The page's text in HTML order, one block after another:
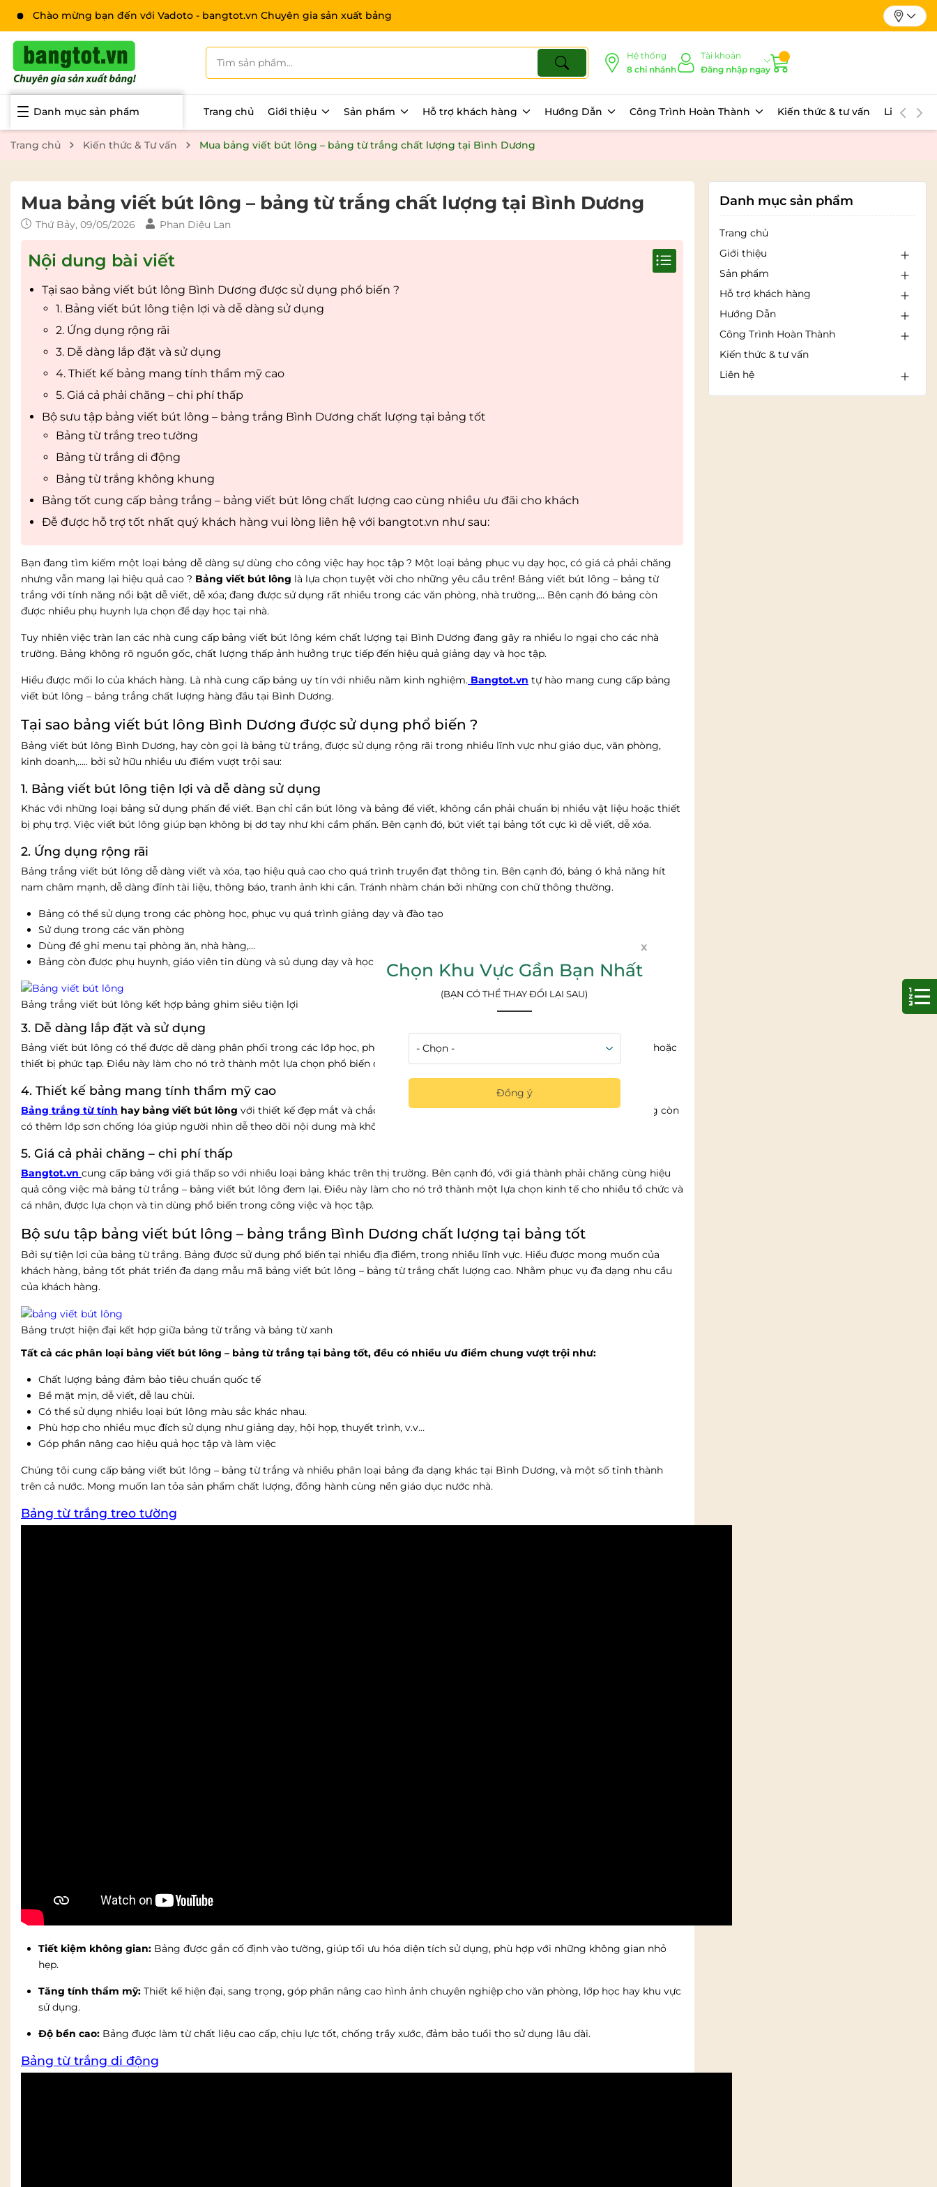
Chào mừng bạn đến với Vadoto - bangtot.vn Chuyên gia sản xuất bảng
Hệ thống
8 chi nhánh
Tài khoản
Đăng nhập ngay
Danh mục sản phẩm Trang chủ Giới thiệu Sản phẩm Hỗ trợ khách hàng Hướng Dẫn Công Trình Hoàn Thành Kiến thức & tư vấn Liên hệ
Trang chủ Kiến thức & Tư vấn Mua bảng viết bút lông – bảng từ trắng chất lượng tại Bình Dương
Mua bảng viết bút lông – bảng từ trắng chất lượng tại Bình Dương
Thứ Bảy, 09/05/2026 Phan Diệu Lan
Nội dung bài viết
Tại sao bảng viết bút lông Bình Dương được sử dụng phổ biến ?
1. Bảng viết bút lông tiện lợi và dễ dàng sử dụng
2. Ứng dụng rộng rãi
3. Dễ dàng lắp đặt và sử dụng
4. Thiết kế bảng mang tính thẩm mỹ cao
5. Giá cả phải chăng – chi phí thấp
Bộ sưu tập bảng viết bút lông – bảng trắng Bình Dương chất lượng tại bảng tốt
Bảng từ trắng treo tường
Bảng từ trắng di động
Bảng từ trắng không khung
Bảng tốt cung cấp bảng trắng – bảng viết bút lông chất lượng cao cùng nhiều ưu đãi cho khách
Đễ được hỗ trợ tốt nhất quý khách hàng vui lòng liên hệ với bangtot.vn như sau:
Bạn đang tìm kiếm một loại bảng dễ dàng sự dùng cho công việc hay học tập ? Một loại bảng phục vụ dạy học, có giá cả phải chăng
nhưng vẫn mang lại hiệu quả cao ? Bảng viết bút lông là lựa chọn tuyệt vời cho những yêu cầu trên! Bảng viết bút lông – bảng từ
trắng với tính năng nổi bật dễ viết, dễ xóa; đang được sử dụng rất nhiều trong các văn phòng, nhà trường,… Bên cạnh đó bảng còn
được nhiều phụ huynh lựa chọn để dạy học tại nhà.
Tuy nhiên việc tràn lan các nhà cung cấp bảng viết bút lông kém chất lượng tại Bình Dương đang gây ra nhiều lo ngại cho các nhà
trường. Bảng không rõ nguồn gốc, chất lượng thấp ảnh hưởng trực tiếp đến hiệu quả giảng dạy và học tập.
Hiểu được mối lo của khách hàng. Là nhà cung cấp bảng uy tín với nhiều năm kinh nghiệm. Bangtot.vn tự hào mang cung cấp bảng
viết bút lông – bảng trắng chất lượng hàng đầu tại Bình Dương.
Tại sao bảng viết bút lông Bình Dương được sử dụng phổ biến ?
Bảng viết bút lông Bình Dương, hay còn gọi là bảng từ trắng, được sử dụng rộng rãi trong nhiều lĩnh vực như giáo dục, văn phòng,
kinh doanh,….. bởi sử hữu nhiều ưu điểm vượt trội sau:
1. Bảng viết bút lông tiện lợi và dễ dàng sử dụng
Khác với những loại bảng sử dụng phấn để viết. Bạn chỉ cần bút lông và bảng để viết, không cần phải chuẩn bị nhiều vật liệu hoặc thiết
bị phụ trợ. Việc viết bút lông giúp bạn không bị dơ tay như khi cầm phấn. Bên cạnh đó, bút viết tại bảng tốt cực kì dễ viết, dễ xóa.
2. Ứng dụng rộng rãi
Bảng trắng viết bút lông dễ dàng viết và xóa, tạo hiệu quả cao cho quá trình truyền đạt thông tin. Bên cạnh đó, bảng ó khả năng hít
nam châm mạnh, dễ dàng đính tài liệu, thông báo, tranh ảnh khi cần. Tránh nhàm chán bởi những con chữ thông thường.
Bảng có thể sử dụng trong các phòng học, phục vụ quá trình giảng dạy và đào tạo
Sử dụng trong các văn phòng
Dùng để ghi menu tại phòng ăn, nhà hàng,…
Bảng còn được phụ huynh, giáo viên tin dùng và sủ dụng dạy và học thêm tại nhà bởi tính tiện lợi cao
Bảng trắng viết bút lông kết hợp bảng ghim siêu tiện lợi
3. Dễ dàng lắp đặt và sử dụng
Bảng viết bút lông có thể được dễ dàng phân phối trong các lớp học, phòng họp hoặc cơ sở giáo dục khác mà không cần cài đặt hoặc
thiết bị phức tạp. Điều này làm cho nó trở thành một lựa chọn phổ biến cho các cơ sở giáo dục và doanh nghiệp.
4. Thiết kế bảng mang tính thẩm mỹ cao
Bảng trắng từ tính hay bảng viết bút lông với thiết kế đẹp mắt và chắc chắn hơn, đảm bảo độ bền cao lên tới vài năm. Mặt bảng còn
có thêm lớp sơn chống lóa giúp người nhìn dễ theo dõi nội dung mà không sợ mỏi mắt, chói mắt.
5. Giá cả phải chăng – chi phí thấp
Bangtot.vn cung cấp bảng với giá thấp so với nhiều loại bảng khác trên thị trường. Bên cạnh đó, với giá thành phải chăng cùng hiệu
quả công việc mà bảng từ trắng – bảng viết bút lông đem lại. Điều này làm cho nó trở thành một lựa chọn kinh tế cho nhiều tổ chức và
cá nhân, được lựa chọn và tin dùng phổ biến trong công việc và học tập.
Bộ sưu tập bảng viết bút lông – bảng trắng Bình Dương chất lượng tại bảng tốt
Bởi sự tiện lợi của bảng từ trắng. Bảng được sử dụng phổ biến tại nhiều địa điểm, trong nhiều lĩnh vực. Hiểu được mong muốn của
khách hàng, bảng tốt phát triển đa dạng mẫu mã bảng viết bút lông – bảng từ trắng chất lượng cao. Nhằm phục vụ đa dạng nhu cầu
của khách hàng.
Bảng trượt hiện đại kết hợp giữa bảng từ trắng và bảng từ xanh
Tất cả các phân loại bảng viết bút lông – bảng từ trắng tại bảng tốt, đều có nhiều ưu điểm chung vượt trội như:
Chất lượng bảng đảm bảo tiêu chuẩn quốc tế
Bề mặt mịn, dễ viết, dễ lau chùi.
Có thể sử dụng nhiều loại bút lông màu sắc khác nhau.
Phù hợp cho nhiều mục đích sử dụng như giảng dạy, hội họp, thuyết trình, v.v…
Góp phần nâng cao hiệu quả học tập và làm việc
Chúng tôi cung cấp bảng viết bút lông – bảng từ trắng và nhiều phân loại bảng đa dạng khác tại Bình Dương, và một số tỉnh thành
trên cả nước. Mong muốn lan tỏa sản phẩm chất lượng, đồng hành cùng nền giáo dục nước nhà.
Bảng từ trắng treo tường
Tiết kiệm không gian: Bảng được gắn cố định vào tường, giúp tối ưu hóa diện tích sử dụng, phù hợp với những không gian nhỏ
hẹp.
Tăng tính thẩm mỹ: Thiết kế hiện đại, sang trọng, góp phần nâng cao hình ảnh chuyên nghiệp cho văn phòng, lớp học hay khu vực
sử dụng.
Độ bền cao: Bảng được làm từ chất liệu cao cấp, chịu lực tốt, chống trầy xước, đảm bảo tuổi thọ sử dụng lâu dài.
Bảng từ trắng di động
Danh mục sản phẩm
Trang chủ
Giới thiệu
Sản phẩm
Hỗ trợ khách hàng
Hướng Dẫn
Công Trình Hoàn Thành
Kiến thức & tư vấn
Liên hệ
x
Chọn Khu Vực Gần Bạn Nhất
(BẠN CÓ THỂ THAY ĐỔI LẠI SAU)
Đồng ý